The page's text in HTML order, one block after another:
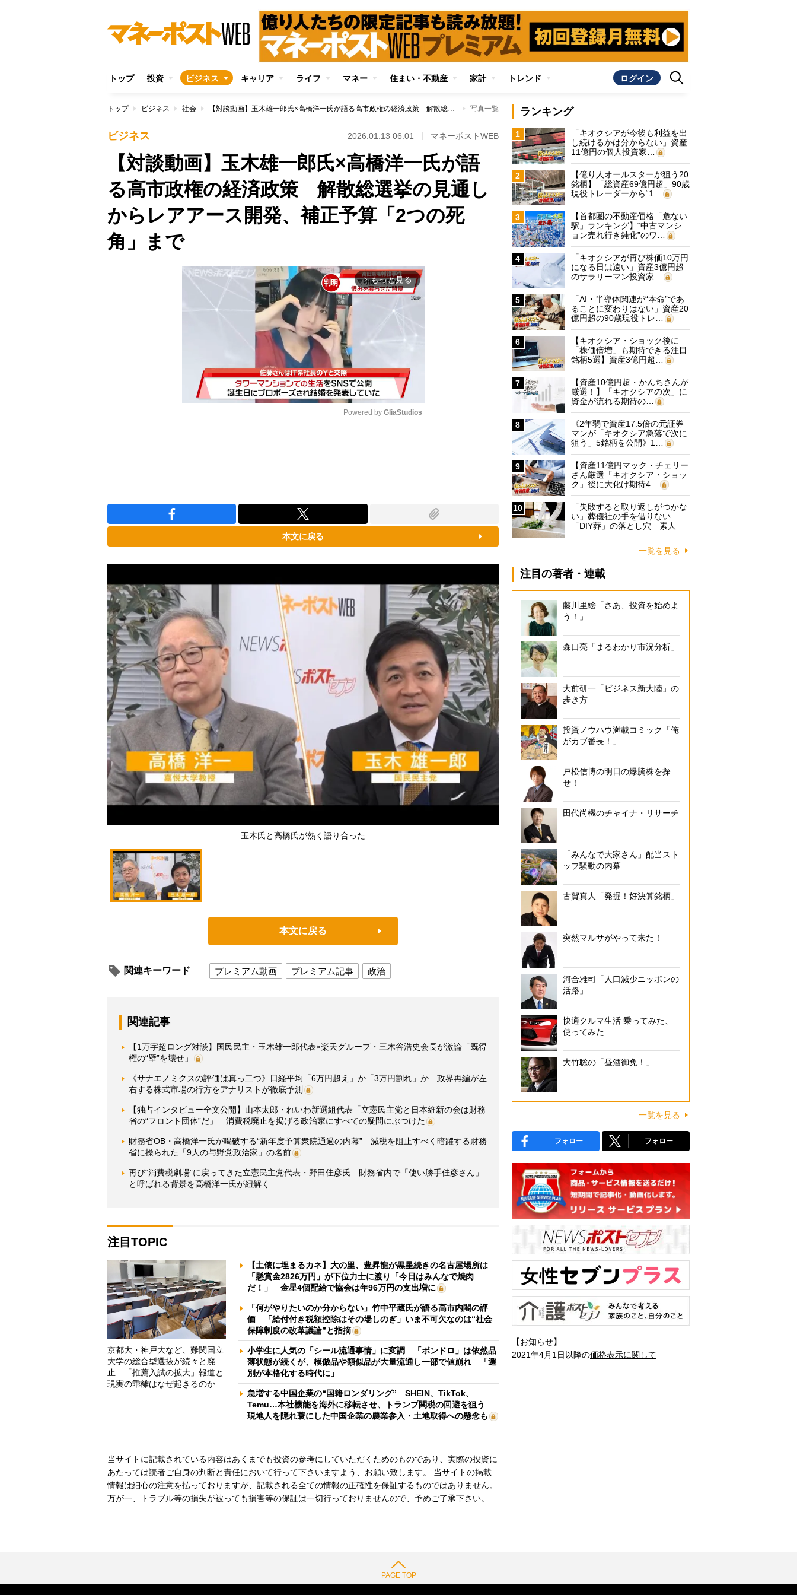
トップ 投資 ビジネス キャリア ライフ マネー 住まい・不動産 家計 トレンド ログイン
トップ ビジネス 社会 【対談動画】玉木雄一郎氏×高橋洋一氏が語る高市政権の経済政策 解散総選挙の見通しからレアアース開発、補正予算「2つの死角」まで 写真一覧
ビジネス 2026.01.13 06:01 マネーポストWEB
【対談動画】玉木雄一郎氏×高橋洋一氏が語
る高市政権の経済政策 解散総選挙の見通し
からレアアース開発、補正予算「2つの死
角」まで
arrow_forward_ios もっと見る
Powered by GliaStudios
本文に戻る
玉木氏と高橋氏が熱く語り合った
本文に戻る
関連キーワード プレミアム動画 プレミアム記事 政治
関連記事
【1万字超ロング対談】国民民主・玉木雄一郎代表×楽天グループ・三木谷浩史会長が激論「既得
権の“壁”を壊せ」
《サナエノミクスの評価は真っ二つ》日経平均「6万円超え」か「3万円割れ」か 政界再編が左
右する株式市場の行方をアナリストが徹底予測
【独占インタビュー全文公開】山本太郎・れいわ新選組代表「立憲民主党と日本維新の会は財務
省の“フロント団体”だ」 消費税廃止を掲げる政治家にすべての疑問にぶつけた
財務省OB・高橋洋一氏が喝破する“新年度予算衆院通過の内幕” 減税を阻止すべく暗躍する財務
省に操られた「9人の与野党政治家」の名前
再び“消費税劇場”に戻ってきた立憲民主党代表・野田佳彦氏 財務省内で「使い勝手佳彦さん」
と呼ばれる背景を高橋洋一氏が紐解く
注目TOPIC
京都大・神戸大など、難関国立
大学の総合型選抜が続々と廃
止 「推薦入試の拡大」報道と
現実の乖離はなぜ起きるのか
【土俵に埋まるカネ】大の里、豊昇龍が黒星続きの名古屋場所は
「懸賞金2826万円」が下位力士に渡り「今日はみんなで焼肉
だ！」 金星4個配給で協会は年96万円の支出増に
「何がやりたいのか分からない」竹中平蔵氏が語る高市内閣の評
価 「給付付き税額控除はその場しのぎ」いま不可欠なのは“社会
保障制度の改革議論”と指摘
小学生に人気の「シール流通事情」に変調 「ボンドロ」は依然品
薄状態が続くが、模倣品や類似品が大量流通し一部で値崩れ 「選
別が本格化する時代に」
急増する中国企業の“国籍ロンダリング” SHEIN、TikTok、
Temu…本社機能を海外に移転させ、トランプ関税の回避を狙う
現地人を隠れ蓑にした中国企業の農業参入・土地取得への懸念も
当サイトに記載されている内容はあくまでも投資の参考にしていただくためのものであり、実際の投資に
あたっては読者ご自身の判断と責任において行って下さいますよう、お願い致します。 当サイトの掲載
情報は細心の注意を払っておりますが、記載される全ての情報の正確性を保証するものではありません。
万が一、トラブル等の損失が被っても損害等の保証は一切行っておりませんので、予めご了承下さい。
ランキング
1
「キオクシアが今後も利益を出
し続けるかは分からない」資産
11億円の個人投資家…
2
【億り人オールスターが狙う20
銘柄】「総資産69億円超」90歳
現役トレーダーから“1…
3
【首都圏の不動産価格「危ない
駅」ランキング】“中古マンシ
ョン売れ行き鈍化”のワ…
4
「キオクシアが再び株価10万円
になる日は遠い」資産3億円超
のサラリーマン投資家…
5
「AI・半導体関連が“本命”であ
ることに変わりはない」資産20
億円超の90歳現役トレ…
6
【キオクシア・ショック後に
「株価倍増」も期待できる注目
銘柄5選】資産3億円超…
7
【資産10億円超・かんちさんが
厳選！】「キオクシアの次」に
資金が流れる期待の…
8
《2年弱で資産17.5倍の元証券
マンが「キオクシア急落で次に
狙う」5銘柄を公開》1…
9
【資産11億円マック・チェリー
さん厳選「キオクシア・ショッ
ク」後に大化け期待4…
10
「失敗すると取り返しがつかな
い」葬儀社の手を借りない
「DIY葬」の落とし穴 素人
一覧を見る
注目の著者・連載
藤川里絵「さあ、投資を始めよ
う！」
森口亮「まるわかり市況分析」
大前研一「ビジネス新大陸」の
歩き方
投資ノウハウ満載コミック「俺
がカブ番長！」
戸松信博の明日の爆騰株を探
せ！
田代尚機のチャイナ・リサーチ
「みんなで大家さん」配当スト
ップ騒動の内幕
古賀真人「発掘！好決算銘柄」
突然マルサがやって来た！
河合雅司「人口減少ニッポンの
活路」
快適クルマ生活 乗ってみた、
使ってみた
大竹聡の「昼酒御免！」
一覧を見る
フォロー フォロー
【お知らせ】
2021年4月1日以降の価格表示に関して
PAGE TOP